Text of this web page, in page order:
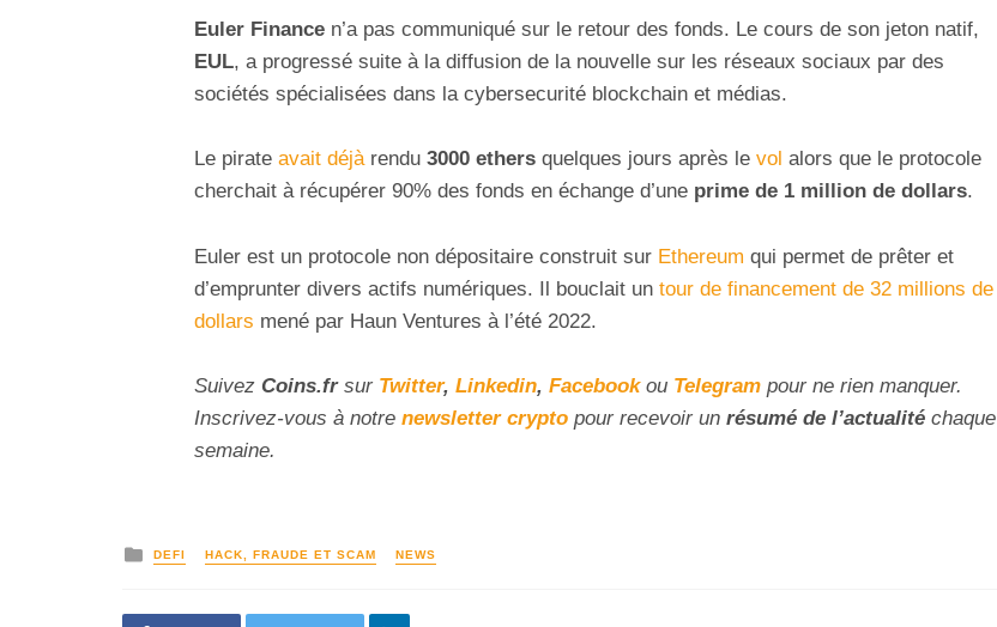
Euler Finance n’a pas communiqué sur le retour des fonds. Le cours de son jeton natif,
EUL, a progressé suite à la diffusion de la nouvelle sur les réseaux sociaux par des
sociétés spécialisées dans la cybersecurité blockchain et médias.
Le pirate avait déjàrendu 3000 ethers quelques jours après le vol alors que le protocole
cherchait à récupérer 90% des fonds en échange d’une prime de 1 million de dollars.
Euler est un protocole non dépositaire construit sur Ethereum qui permet de prêter et
d’emprunter divers actifs numériques. Il bouclait un tour de financement de 32 millions de
dollars mené par Haun Ventures à l’été 2022.
Suivez Coins.fr sur Twitter, Linkedin, Facebookou Telegram pour ne rien manquer.
Inscrivez-vous à notre newsletter crypto pour recevoir un résumé de l’actualité chaque
semaine.
DEFI HACK, FRAUDE ET SCAM NEWS